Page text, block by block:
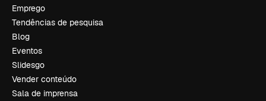
Emprego
Tendências de pesquisa
Blog
Eventos
Slidesgo
Vender conteúdo
Sala de imprensa